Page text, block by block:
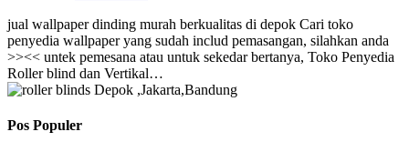
jual wallpaper dinding murah berkualitas di depok Cari toko
penyedia wallpaper yang sudah includ pemasangan, silahkan anda
>><< untek pemesana atau untuk sekedar bertanya, Toko Penyedia
Roller blind dan Vertikal…
Pos Populer